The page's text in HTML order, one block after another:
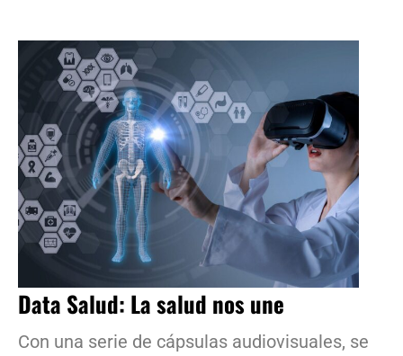
Data Salud: La salud nos une
Con una serie de cápsulas audiovisuales, se